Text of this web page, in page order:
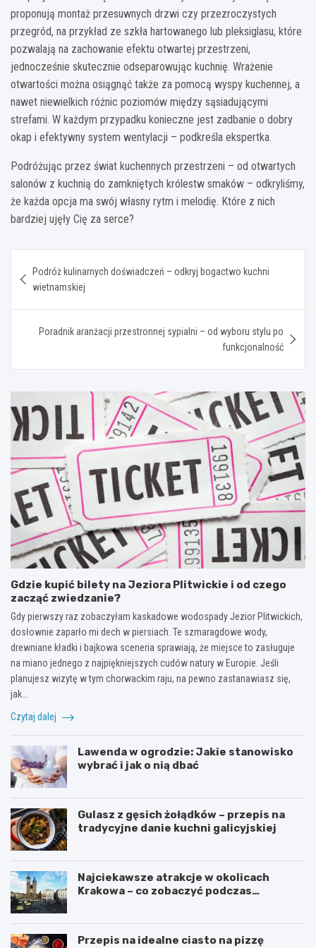
proponują montaż przesuwnych drzwi czy przezroczystych
przegród, na przykład ze szkła hartowanego lub pleksiglasu, które
pozwalają na zachowanie efektu otwartej przestrzeni,
jednocześnie skutecznie odseparowując kuchnię. Wrażenie
otwartości można osiągnąć także za pomocą wyspy kuchennej, a
nawet niewielkich różnic poziomów między sąsiadującymi
strefami. W każdym przypadku konieczne jest zadbanie o dobry
okap i efektywny system wentylacji – podkreśla ekspertka.
Podróżując przez świat kuchennych przestrzeni – od otwartych
salonów z kuchnią do zamkniętych królestw smaków – odkryliśmy,
że każda opcja ma swój własny rytm i melodię. Które z nich
bardziej ujęły Cię za serce?
wpisu
Podróż kulinarnych doświadczeń – odkryj bogactwo kuchni
wietnamskiej
Poradnik aranżacji przestronnej sypialni – od wyboru stylu po
funkcjonalność
Gdzie kupić bilety na Jeziora Plitwickie i od czego
zacząć zwiedzanie?
Gdy pierwszy raz zobaczyłam kaskadowe wodospady Jezior Plitwickich,
dosłownie zaparło mi dech w piersiach. Te szmaragdowe wody,
drewniane kładki i bajkowa sceneria sprawiają, że miejsce to zasługuje
na miano jednego z najpiękniejszych cudów natury w Europie. Jeśli
planujesz wizytę w tym chorwackim raju, na pewno zastanawiasz się,
jak…
Czytaj dalej
Lawenda w ogrodzie: Jakie stanowisko
wybrać i jak o nią dbać
Gulasz z gęsich żołądków – przepis na
tradycyjne danie kuchni galicyjskiej
Najciekawsze atrakcje w okolicach
Krakowa – co zobaczyć podczas
Przepis na idealne ciasto na pizzę